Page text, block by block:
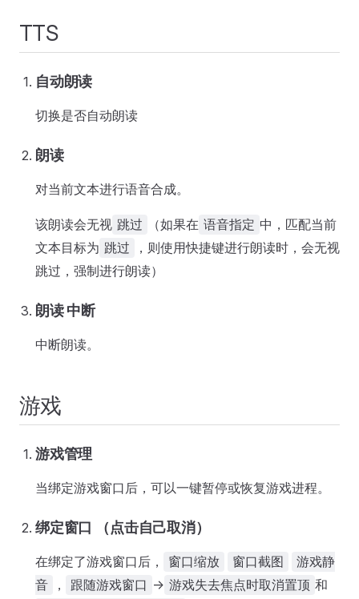
TTS
自动朗读
切换是否自动朗读
朗读
对当前文本进行语音合成。
该朗读会无视 跳过 （如果在 语音指定 中，匹配当前
文本目标为 跳过
，则使用快捷键进行朗读时，会无视
跳过，强制进行朗读）
朗读 中断
中断朗读。
游戏
游戏管理
当绑定游戏窗口后，可以一键暂停或恢复游戏进程。
绑定窗口 （点击自己取消）
在绑定了游戏窗口后， 窗口缩放 窗口截图
游戏静
音
， 跟随游戏窗口 -> 游戏失去焦点时取消置顶 和